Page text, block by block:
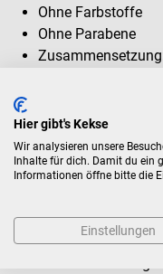
Ohne Farbstoffe
Ohne Parabene
Caprylate/
Cetearyl Alcohol,
Crosspolymer, 2-
Eine gepflegte Haut
sicherer desinfizieren
Sterillium-Produkten
Hier gibt's Kekse
Wir analysieren unsere
Inhalte für dich. Damit du ein
Informationen öffne bitte die
Einstellungen